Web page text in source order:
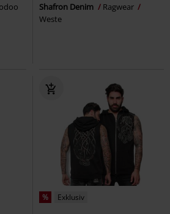
Shafron Denim
Ragwear
Weste
% Exklusiv